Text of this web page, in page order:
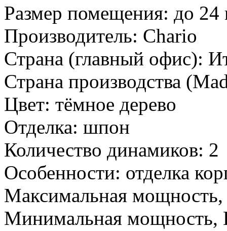
Размер помещения: до 24
Производитель: Chario
Страна (главный офис):
Страна производства
Цвет: тёмное дерево
Отделка: шпон
Количество динамиков: 2
Особенности: отделка
Максимальная
Минимальная